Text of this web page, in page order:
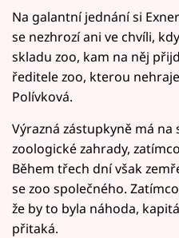
Na galantní jednání si
se nezhrozí ani ve chvíli,
skladu zoo, kam na něj
ředitele zoo, kterou
Polívková.
Výrazná zástupkyně má
zoologické zahrady,
Během třech dní však
se zoo společného.
že by to byla náhoda,
přitaká.